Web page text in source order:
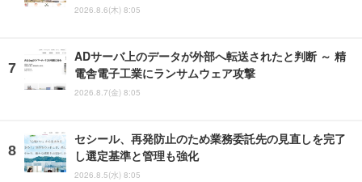
2026.8.6(木) 8:05
ADサーバ上のデータが外部へ転送されたと判断 ～ 精
電舎電子工業にランサムウェア攻撃
2026.8.7(金) 8:05
セシール、再発防止のため業務委託先の見直しを完了
し選定基準と管理も強化
2026.8.5(水) 8:05